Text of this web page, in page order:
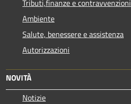
Tributi,finanze e contravvenzioni
Ambiente
Salute, benessere e assistenza
Autorizzazioni
NOVITÀ
Notizie